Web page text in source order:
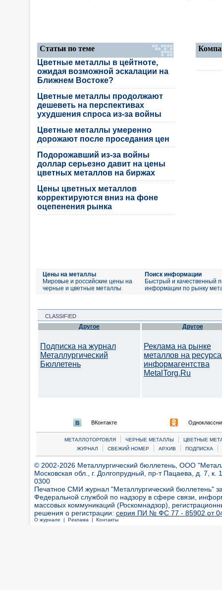
Статьи по теме
Цветные металлы в цейтноте,
ожидая возможной эскалации на
Ближнем Востоке?
Цветные металлы продолжают
дешеветь на перспективах
ухудшения спроса из-за войны
Цветные металлы умеренно
дорожают после проседания цен
Подорожавший из-за войны
доллар серьезно давит на цены
цветных металлов на биржах
Цены цветных металлов
корректируются вниз на фоне
оцепенения рынка
Цены на металлы
Мировые и российские цены на
черные и цветные металлы
Поиск информации
Быстрый и качественный
информации по рынку
CLASSIFIED
Другое
Подписка на журнал
Металлургический
Бюллетень
Другое
Реклама на рынке
металлов на
информагентства
MetalTorg.Ru
ВКонтакте
МЕТАЛЛОТОРГОВЛЯ | ЧЕРНЫЕ МЕТАЛЛЫ |
ЦВЕТНЫЕ
ЖУРНАЛ
| СВЕЖИЙ НОМЕР | АРХИВ | ПОДПИСКА |
© 2002-2026 Металлургический бюллетень, ООО
Московская обл., г. Долгопрудный, пр-т Пацаева, д. 7,
0300
Печатное СМИ журнал "Металлургический бюллетень"
Федеральной службой по надзору в сфере связи,
массовых коммуникаций (Роскомнадзор),
решения о регистрации: серия ПИ № ФС 77 - 85902 от 04
О журнале | Реклама | Контакты